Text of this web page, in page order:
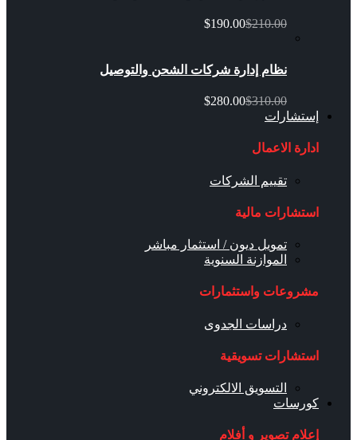
$190.00$210.00
نظام إدارة شركات الشحن والتوصيل
$280.00$310.00
إستشارات
ادارة الاعمال
تقييم الشركات
استشارات مالية
تمويل ديون / استثمار مباشر
الموازنة السنوية
مشروعات واستثمارات
دراسات الجدوى
استشارات تسويقية
التسويق الالكتروني
كورسات
إعلام تصوير و أفلام